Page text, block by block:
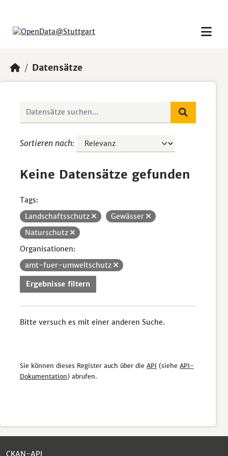
Datensätze
Sortieren nach
Keine Datensätze gefunden
Tags:
Landschaftsschutz
Gewässer
Naturschutz
Organisationen:
amt-fuer-umweltschutz
Ergebnisse filtern
Bitte versuch es mit einer anderen Suche.
Sie können dieses Register auch über die API (siehe API-
Dokumentation) abrufen.
CKAN-API